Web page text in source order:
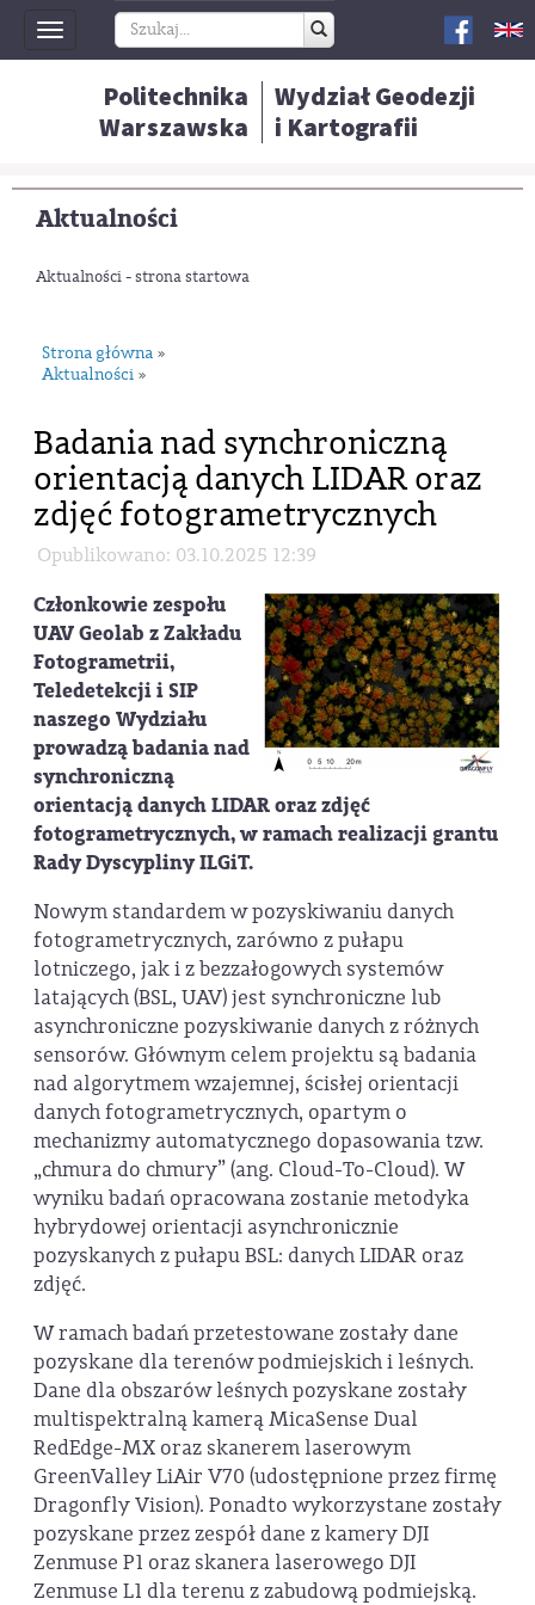
Toggle
navigation
Politechnika
Warszawska
Wydział Geodezji
i Kartografii
Aktualności
Aktualności - strona startowa
Strona główna »
Aktualności »
Badania nad synchroniczną
orientacją danych LIDAR oraz
zdjęć fotogrametrycznych
Opublikowano: 03.10.2025 12:39
Członkowie zespołu
UAV Geolab z Zakładu
Fotogrametrii,
Teledetekcji i SIP
naszego Wydziału
prowadzą badania nad
synchroniczną
orientacją danychLIDAR oraz zdjęć
fotogrametrycznych, w ramach realizacji grantu
Rady Dyscypliny ILGiT.
Nowym standardem w pozyskiwaniu danych
fotogrametrycznych, zarówno z pułapu
lotniczego, jak i z bezzałogowych systemów
latających (BSL, UAV) jest synchroniczne lub
asynchroniczne pozyskiwanie danych z różnych
sensorów. Głównym celem projektu są badania
nad algorytmem wzajemnej, ścisłej orientacji
danych fotogrametrycznych, opartym o
mechanizmy automatycznego dopasowania tzw.
„chmura do chmury” (ang. Cloud-To-Cloud). W
wyniku badań opracowana zostanie metodyka
hybrydowej orientacji asynchronicznie
pozyskanych z pułapu BSL: danych LIDAR oraz
zdjęć.
W ramach badań przetestowane zostały dane
pozyskane dla terenów podmiejskich i leśnych.
Dane dla obszarów leśnych pozyskane zostały
multispektralną kamerą MicaSense Dual
RedEdge-MX oraz skanerem laserowym
GreenValley LiAir V70 (udostępnione przez firmę
Dragonfly Vision). Ponadto wykorzystane zostały
pozyskane przez zespół dane z kamery DJI
Zenmuse P1 oraz skanera laserowego DJI
Zenmuse L1 dla terenu z zabudową podmiejską.